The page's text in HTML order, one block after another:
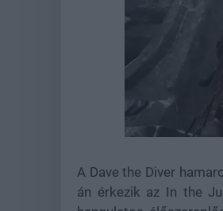
Unmute
A Dave the Diver
án érkezik az In the